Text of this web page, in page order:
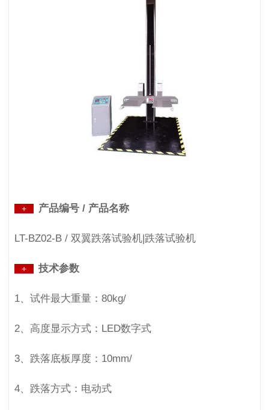
+ 产品编号 / 产品名称
LT-BZ02-B / 双翼跌落试验机|跌落试验机
+ 技术参数
1、试件最大重量：80kg/
2、高度显示方式：LED数字式
3、跌落底板厚度：10mm/
4、跌落方式：电动式